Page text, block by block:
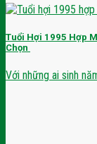
Tuổi Hợi 1995 Hợp
Chọn
Với những ai sinh